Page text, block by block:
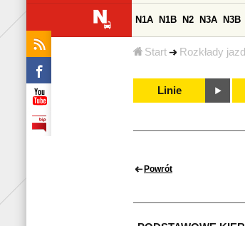
Start Rozkłady
N1A N1B N2 N3A N3B
Linie
Powrót